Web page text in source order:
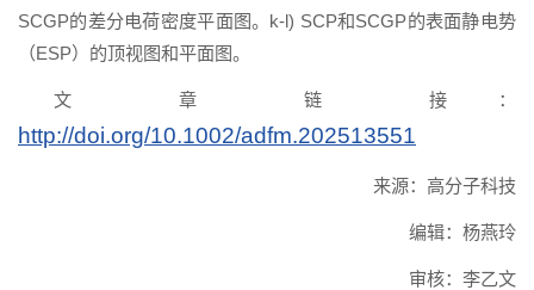
SCGP的差分电荷密度平面图。k-l) SCP和SCGP的表面静电势
（ESP）的顶视图和平面图。
文 章 链 接：
http://doi.org/10.1002/adfm.202513551
来源：高分子科技
编辑：杨燕玲
审核：李乙文